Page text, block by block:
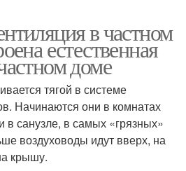
в частном
естественная
доме
тягой в системе
Начинаются они в комнатах
в санузле, в самых «грязных»
воздуховоды идут вверх, на
крышу.